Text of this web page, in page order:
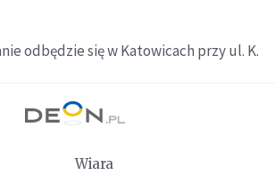
odbędzie się w Katowicach przy ul. K.
Wiara